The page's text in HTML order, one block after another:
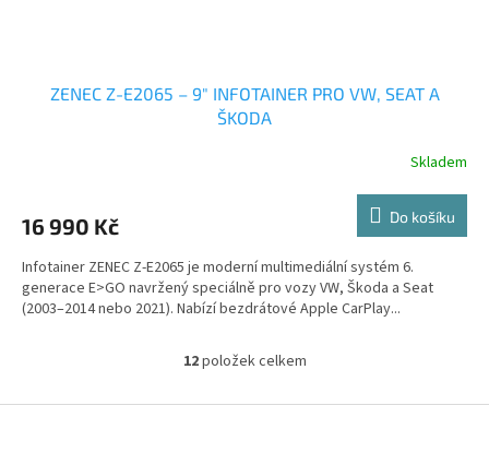
ZENEC Z-E2065 – 9″ INFOTAINER PRO VW, SEAT A
ŠKODA
Skladem
16 990 Kč Do košíku
Infotainer ZENEC Z-E2065 je moderní multimediální systém 6.
generace E>GO navržený speciálně pro vozy VW, Škoda a Seat
(2003–2014 nebo 2021). Nabízí bezdrátové Apple CarPlay...
O
l
12položek celkem